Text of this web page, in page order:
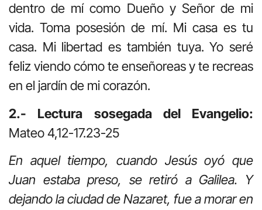
dentro de mí como Dueño y Señor de mi
vida. Toma posesión de mí. Mi casa es tu
casa. Mi libertad es también tuya. Yo seré
feliz viendo cómo te enseñoreas y te recreas
en el jardín de mi corazón.
2.- Lectura sosegada del Evangelio:
Mateo 4,12-17.23-25
En aquel tiempo, cuando Jesús oyó que
Juan estaba preso, se retiró a Galilea. Y
dejando la ciudad de Nazaret, fue a morar en